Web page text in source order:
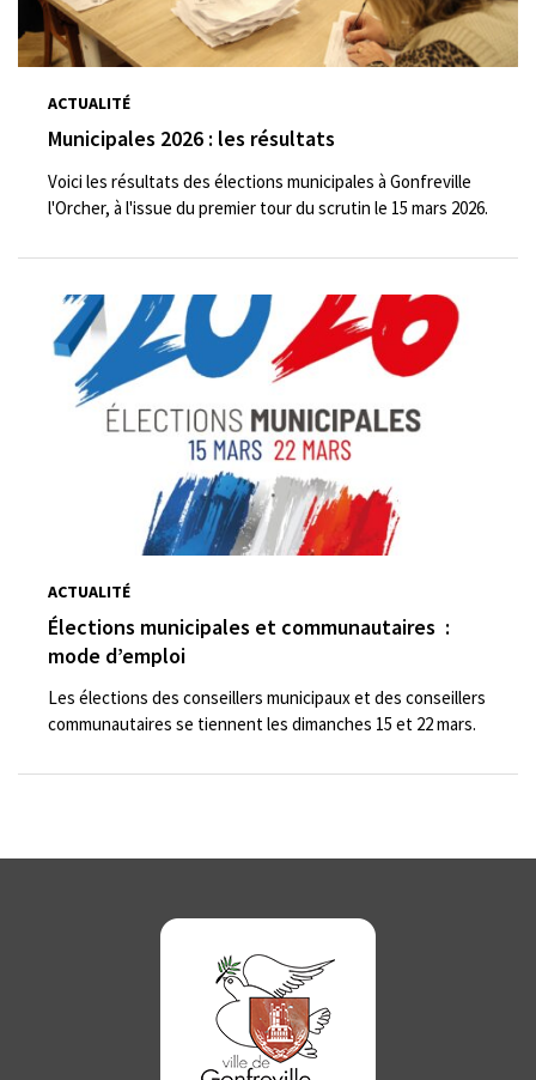
ACTUALITÉ
Municipales 2026 : les résultats
Voici les résultats des élections municipales à Gonfreville
l'Orcher, à l'issue du premier tour du scrutin le 15 mars 2026.
ACTUALITÉ
Élections municipales et communautaires :
mode d’emploi
Les élections des conseillers municipaux et des conseillers
communautaires se tiennent les dimanches 15 et 22 mars.